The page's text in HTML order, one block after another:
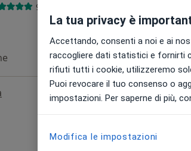
9 recensioni
La tua privacy è
Accettando, consenti a noi e ai
raccogliere dati statistici e fornirti
rifiuti tutti i cookie, utilizzeremo
Puoi revocare il tuo consenso o
impostazioni. Per saperne di più,
Modifica le impostazioni